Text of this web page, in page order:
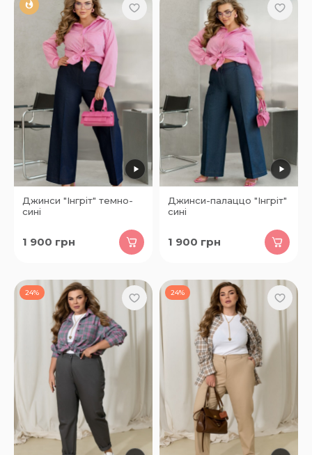
Джинси "Інгріт" темно-
сині
1 900 грн
Джинси-палаццо "Інгріт"
сині
1 900 грн
24% 24%